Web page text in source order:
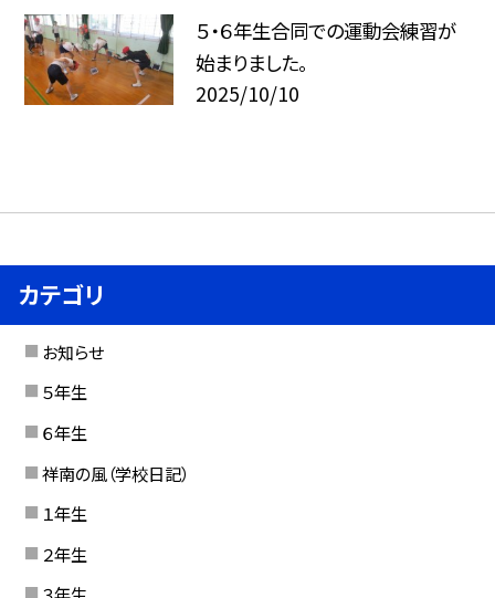
５・６年生合同での運動会練習が
始まりました。
2025/10/10
カテゴリ
お知らせ
５年生
６年生
祥南の風（学校日記）
１年生
２年生